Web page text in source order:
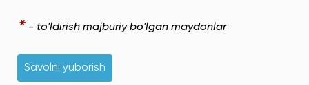
* - to'ldirish majburiy bo'lgan maydonlar
Savolni yuborish